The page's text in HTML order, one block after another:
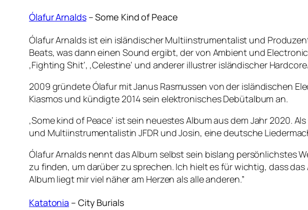
Ólafur Arnalds– Some Kind of Peace
Ólafur Arnalds ist ein isländischer Multiinstrumentalist und
Beats, was dann einen Sound ergibt, der von Ambient und
‚Fighting Shit‘, ‚Celestine‘ und anderer illustrer isländischer
2009 gründete Ólafur mit Janus Rasmussen von der isländischen
Kiasmos und kündigte 2014 sein elektronisches Debütalbum an.
‚Some kind of Peace‘ ist sein neuestes Album aus dem Jahr 2020.
und Multiinstrumentalistin JFDR und Josin, eine deutsche
Ólafur Arnalds nennt das Album selbst sein bislang persönlichstes
zu finden, um darüber zu sprechen. Ich hielt es für wichtig, dass
Album liegt mir viel näher am Herzen als alle anderen.”
Katatonia – City Burials